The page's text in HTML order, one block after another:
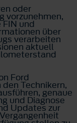
oder
vorzunehmen,
und
über
verarbeiten
aktuell
Ford
Technikern,
genaue
und Diagnose
Updates zur